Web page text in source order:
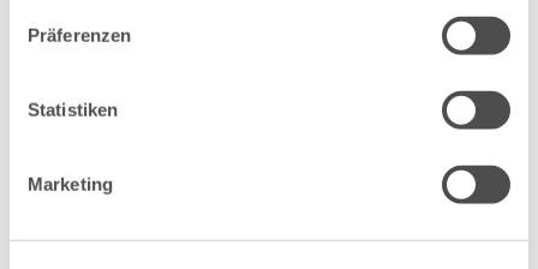
möglicherweise mit weiteren Daten zusammen, die du
Nutzung der Dienste gesammelt haben.
Präferenzen
Statistiken
Marketing